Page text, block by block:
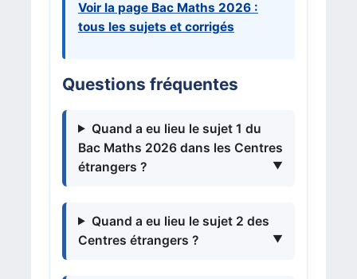
Voir la page Bac Maths 2026 :
tous les sujets et corrigés
Questions fréquentes
Quand a eu lieu le sujet 1 du
Bac Maths 2026 dans les Centres
étrangers ?
Quand a eu lieu le sujet 2 des
Centres étrangers ?